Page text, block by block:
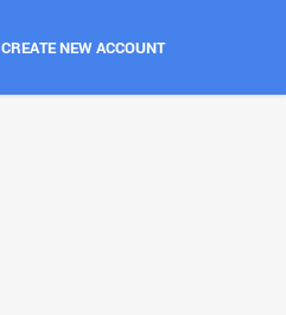
CREATE NEW ACCOUNT